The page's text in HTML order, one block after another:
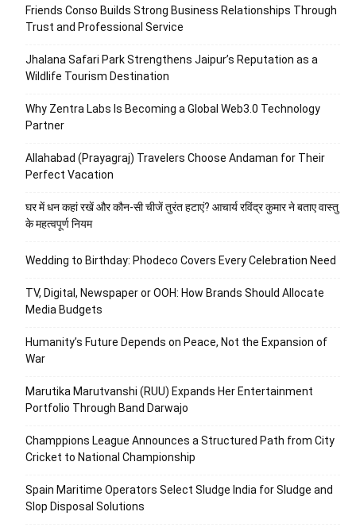
Friends Conso Builds Strong Business Relationships Through
Trust and Professional Service
Jhalana Safari Park Strengthens Jaipur’s Reputation as a
Wildlife Tourism Destination
Why Zentra Labs Is Becoming a Global Web3.0 Technology
Partner
Allahabad (Prayagraj) Travelers Choose Andaman for Their
Perfect Vacation
घर में धन कहां रखें और कौन-सी चीजें तुरंत हटाएं? आचार्य रविंद्र कुमार ने बताए वास्तु
के महत्वपूर्ण नियम
Wedding to Birthday: Phodeco Covers Every Celebration Need
TV, Digital, Newspaper or OOH: How Brands Should Allocate
Media Budgets
Humanity’s Future Depends on Peace, Not the Expansion of
War
Marutika Marutvanshi (RUU) Expands Her Entertainment
Portfolio Through Band Darwajo
Champpions League Announces a Structured Path from City
Cricket to National Championship
Spain Maritime Operators Select Sludge India for Sludge and
Slop Disposal Solutions